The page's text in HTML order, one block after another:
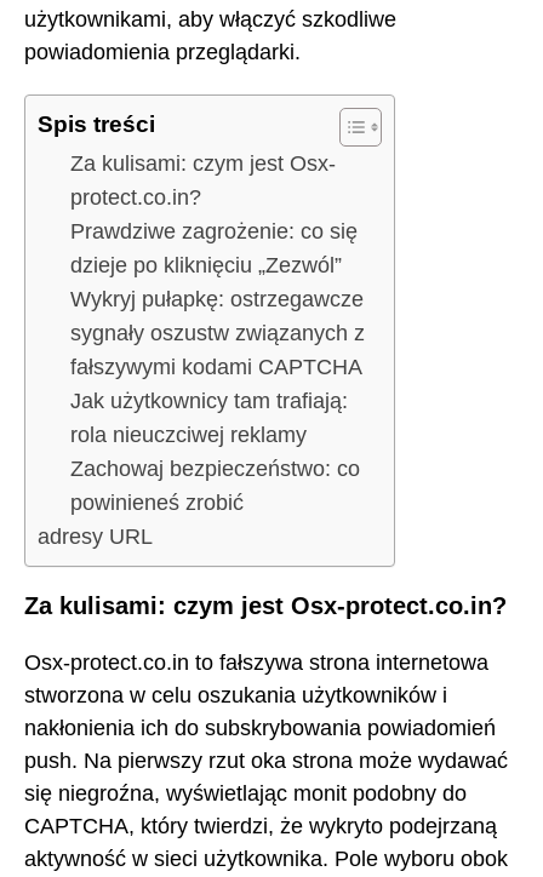
użytkownikami, aby włączyć szkodliwe
powiadomienia przeglądarki.
Spis treści
Za kulisami: czym jest Osx-
protect.co.in?
Prawdziwe zagrożenie: co się
dzieje po kliknięciu „Zezwól”
Wykryj pułapkę: ostrzegawcze
sygnały oszustw związanych z
fałszywymi kodami CAPTCHA
Jak użytkownicy tam trafiają:
rola nieuczciwej reklamy
Zachowaj bezpieczeństwo: co
powinieneś zrobić
adresy URL
Za kulisami: czym jest Osx-protect.co.in?
Osx-protect.co.in to fałszywa strona internetowa
stworzona w celu oszukania użytkowników i
nakłonienia ich do subskrybowania powiadomień
push. Na pierwszy rzut oka strona może wydawać
się niegroźna, wyświetlając monit podobny do
CAPTCHA, który twierdzi, że wykryto podejrzaną
aktywność w sieci użytkownika. Pole wyboru obok